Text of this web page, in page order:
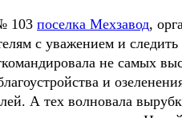
103 поселка Мехзавод,
с уважением и
не самых
и
А тех волновала